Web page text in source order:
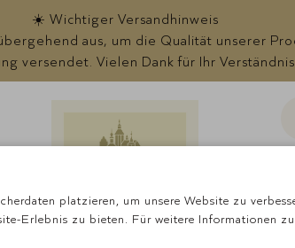
☀️ Wichtiger Versandhinweis
aus, um die Qualität unserer
versendet. Vielen Dank für Ihr
platzieren, um unsere Website zu
Erlebnis zu bieten. Für weitere Informationen